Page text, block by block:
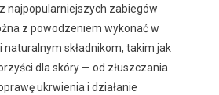
najpopularniejszych zabiegów
z powodzeniem wykonać w
składnikom, takim jak
dla skóry — od złuszczania
ukrwienia i działanie